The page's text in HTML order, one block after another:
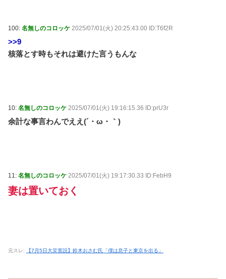
100: 名無しのコロッケ 2025/07/01(火) 20:25:43.00 ID:T6f2R
>>9
核落とす時もそれは避けた言うもんな
10: 名無しのコロッケ 2025/07/01(火) 19:16:15.36 ID:prU3r
余計な事言わんでええ(´・ω・｀)
11: 名無しのコロッケ 2025/07/01(火) 19:17:30.33 ID:FebH9
妻は置いておく
元スレ: 【7月5日大災害説】鈴木おさむ氏「僕は息子と東京を出る」